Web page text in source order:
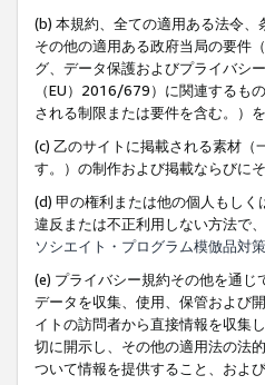
(b) 本規約、全ての適用ある法令
その他の適用ある政府当局の要件
グ、データ保護およびプライバシ
（EU）2016/679）に関連するも
される制限または要件を含む。）
(c) 乙のサイトに掲載される素材
す。）の制作および掲載ならびに
(d) 甲の権利または他の個人もし
違反または不正利用しない方法で
ソシエイト・プログラム模倣品対
(e) プライバシー規約その他を通
データを収集、使用、保管および
イトの訪問者から直接情報を収集
切に開示し、その他の適用法の法
ついて情報を提供すること、および